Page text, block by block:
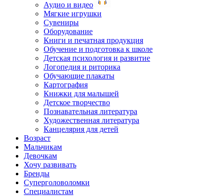
Аудио и видео
Мягкие игрушки
Сувениры
Оборудование
Книги и печатная продукция
Обучение и подготовка к школе
Детская психология и развитие
Логопедия и риторика
Обучающие плакаты
Картография
Книжки для малышей
Детское творчество
Познавательная литература
Художественная литература
Канцелярия для детей
Возраст
Мальчикам
Девочкам
Хочу развивать
Бренды
Суперголоволомки
Специалистам